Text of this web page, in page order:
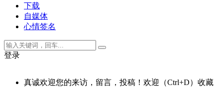
下载
自媒体
心情签名
登录
真诚欢迎您的来访，留言，投稿！欢迎（Ctrl+D）收藏